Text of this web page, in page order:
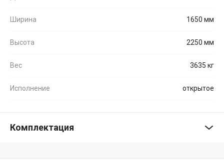
Ширина 1650 мм
Высота 2250 мм
Вес 3635 кг
Исполнение открытое
Комплектация